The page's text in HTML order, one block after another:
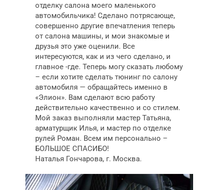
отделку салона моего маленького
автомобильчика! Cделано потрясающе,
совершенно другие впечатления теперь
от салона машины, и мои знакомые и
друзья это уже оценили. Все
интересуются, как и из чего сделано, и
главное -где. Теперь могу сказать любому
– если хотите сделать тюнинг по салону
автомобиля — обращайтесь именно в
«Элион». Вам сделают всю работу
действительно качественно и со стилем.
Мой заказ выполняли мастер Татьяна,
арматурщик Илья, и мастер по отделке
рулей Роман. Всем им персонально –
БОЛЬШОЕ СПАСИБО!
Наталья Гончарова, г. Москва.